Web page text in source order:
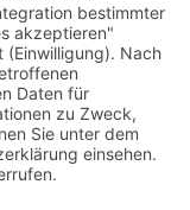
wieBaden-
Pfalz,Nordrhein-
Mecklenburg-
Anhalt